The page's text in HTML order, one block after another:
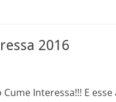
2016
Interessa!!! E